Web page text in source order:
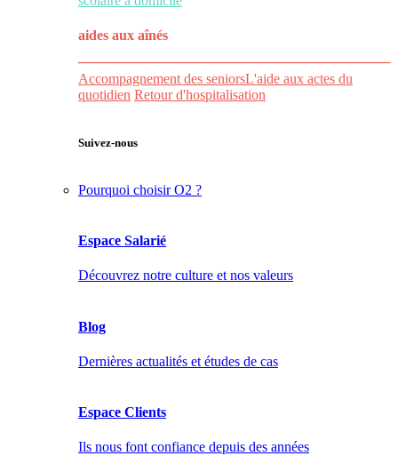
aides aux aînés
Accompagnement des seniorsL'aide aux actes du
quotidien Retour d'hospitalisation
Suivez-nous
Pourquoi choisir O2 ?
Espace Salarié
Découvrez notre culture et nos valeurs
Blog
Dernières actualités et études de cas
Espace Clients
Ils nous font confiance depuis des années